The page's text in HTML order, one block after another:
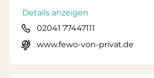
Details anzeigen
02041 77447111
www.fewo-von-privat.de